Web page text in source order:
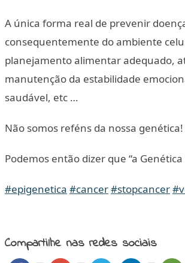
A única forma real de prevenir
consequentemente do ambiente
planejamento alimentar adequado,
manutenção da estabilidade
saudável, etc …
Não somos reféns da nossa
Podemos então dizer que “a
#epigenetica #cancer#stopcancer
Compartilhe nas redes sociais